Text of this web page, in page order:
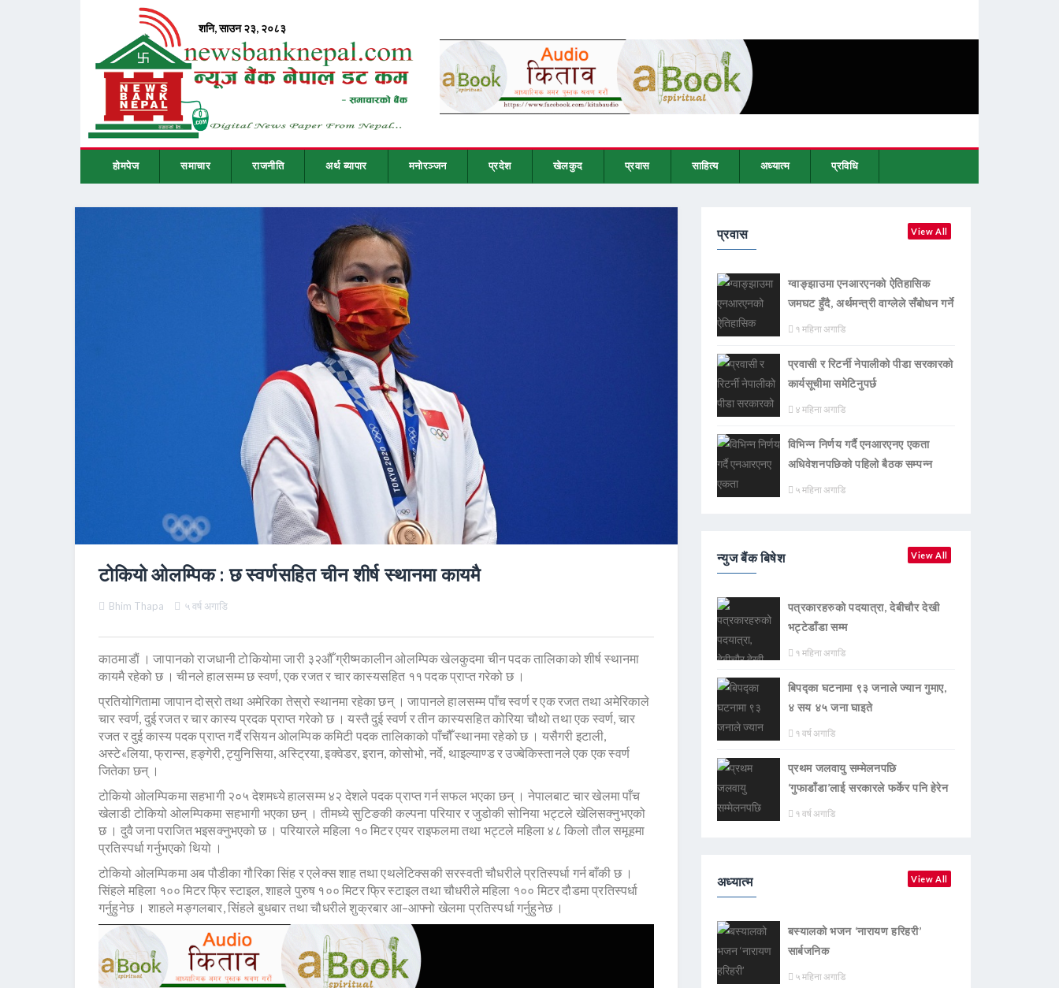
होमपेज समाचार राजनीति अर्थ ब्यापार मनोरञ्जन प्रदेश खेलकुद प्रवास साहित्य अध्यात्म प्रविधि
टोकियो ओलम्पिक : छ स्वर्णसहित चीन शीर्ष स्थानमा कायमै
Bhim Thapa ५ वर्ष अगाडि
काठमाडाैं । जापानको राजधानी टोकियोमा जारी ३२औँ ग्रीष्मकालीन ओलम्पिक खेलकुदमा चीन पदक तालिकाको शीर्ष स्थानमा
कायमै रहेको छ । चीनले हालसम्म छ स्वर्ण, एक रजत र चार कास्यसहित ११ पदक प्राप्त गरेको छ ।
प्रतियोगितामा जापान दोस्रो तथा अमेरिका तेस्रो स्थानमा रहेका छन् । जापानले हालसम्म पाँच स्वर्ण र एक रजत तथा अमेरिकाले
चार स्वर्ण, दुई रजत र चार कास्य प्रदक प्राप्त गरेको छ । यस्तै दुई स्वर्ण र तीन कास्यसहित कोरिया चौथो तथा एक स्वर्ण, चार
रजत र दुई कास्य पदक प्राप्त गर्दै रसियन ओलम्पिक कमिटी पदक तालिकाको पाँचौँ स्थानमा रहेको छ । यसैगरी इटाली,
अस्टे«लिया, फ्रान्स, हङ्गेरी, ट्युनिसिया, अस्ट्रिया, इक्वेडर, इरान, कोसोभो, नर्वे, थाइल्याण्ड र उज्बेकिस्तानले एक एक स्वर्ण
जितेका छन् ।
टोकियो ओलम्पिकमा सहभागी २०५ देशमध्ये हालसम्म ४२ देशले पदक प्राप्त गर्न सफल भएका छन् । नेपालबाट चार खेलमा पाँच
खेलाडी टोकियो ओलम्पिकमा सहभागी भएका छन् । तीमध्ये सुटिङकी कल्पना परियार र जुडोकी सोनिया भट्टले खेलिसक्नुभएको
छ । दुवै जना पराजित भइसक्नुभएको छ । परियारले महिला १० मिटर एयर राइफलमा तथा भट्टले महिला ४८ किलो तौल समूहमा
प्रतिस्पर्धा गर्नुभएको थियो ।
टोकियो ओलम्पिकमा अब पौडीका गौरिका सिंह र एलेक्स शाह तथा एथलेटिक्सकी सरस्वती चौधरीले प्रतिस्पर्धा गर्न बाँकी छ ।
सिंहले महिला १०० मिटर फ्रि स्टाइल, शाहले पुरुष १०० मिटर फ्रि स्टाइल तथा चौधरीले महिला १०० मिटर दौडमा प्रतिस्पर्धा
गर्नुहुनेछ । शाहले मङ्गलबार, सिंहले बुधबार तथा चौधरीले शुक्रबार आ–आफ्नो खेलमा प्रतिस्पर्धा गर्नुहुनेछ ।
प्रवास View All
ग्वाङ्झाउमा एनआरएनको ऐतिहासिक
जमघट हुँदै, अर्थमन्त्री वाग्लेले सँबोधन गर्ने
१ महिना अगाडि
प्रवासी र रिटर्नी नेपालीको पीडा सरकारको
कार्यसूचीमा समेटिनुपर्छ
४ महिना अगाडि
विभिन्न निर्णय गर्दै एनआरएनए एकता
अधिवेशनपछिको पहिलो बैठक सम्पन्न
५ महिना अगाडि
न्युज बैंक बिषेश View All
पत्रकारहरुको पदयात्रा, देबीचौर देखी
भट्टेडाँडा सम्म
१ महिना अगाडि
बिपद्का घटनामा ९३ जनाले ज्यान गुमाए,
४ सय ४५ जना घाइते
१ वर्ष अगाडि
प्रथम जलवायु सम्मेलनपछि
‘गुफाडाँडा’लाई सरकारले फर्केर पनि हेरेन
१ वर्ष अगाडि
अध्यात्म View All
बस्यालको भजन ‘नारायण हरिहरी’
सार्बजनिक
५ महिना अगाडि